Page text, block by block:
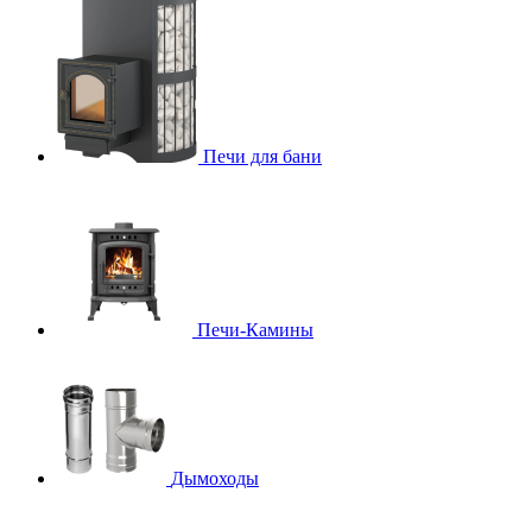
Печи для бани
Печи-Камины
Дымоходы